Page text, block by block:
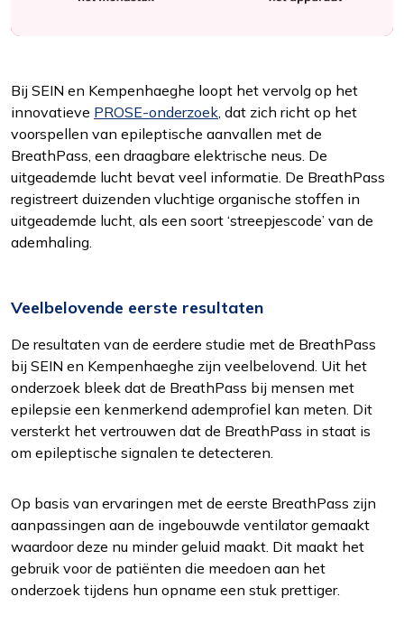
Functioneel
Alleen de cookies plaatsen die nodig zijn om
de inhoud van de website goed te kunnen
bekijken.
Statistieken
zien of wij de juiste doelgroep bereiken.
Interesses
Om het gebruik van de website af te
stemmen op uw wensen en interesses.
Bij SEIN en Kempenhaeghe loopt het vervolg op het
innovatieve PROSE-onderzoek, dat zich richt op het
voorspellen van epileptische aanvallen met de
BreathPass, een draagbare elektrische neus. De
uitgeademde lucht bevat veel informatie. De BreathPass
registreert duizenden vluchtige organische stoffen in
uitgeademde lucht, als een soort ‘streepjescode’ van de
ademhaling.
Veelbelovende eerste resultaten
De resultaten van de eerdere studie met de BreathPass
bij SEIN en Kempenhaeghe zijn veelbelovend. Uit het
onderzoek bleek dat de BreathPass bij mensen met
epilepsie een kenmerkend ademprofiel kan meten. Dit
versterkt het vertrouwen dat de BreathPass in staat is
om epileptische signalen te detecteren.
Op basis van ervaringen met de eerste BreathPass zijn
aanpassingen aan de ingebouwde ventilator gemaakt
waardoor deze nu minder geluid maakt. Dit maakt het
gebruik voor de patiënten die meedoen aan het
onderzoek tijdens hun opname een stuk prettiger.